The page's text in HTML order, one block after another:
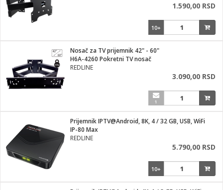
1.590,00 RSD
10+
Nosač za TV prijemnik 42" - 60"
H6A-4260 Pokretni TV nosač
REDLINE
3.090,00 RSD
1
Prijemnik IPTV@Android, 8K, 4 / 32 GB, USB, WiFi
IP-80 Max
REDLINE
5.790,00 RSD
10+